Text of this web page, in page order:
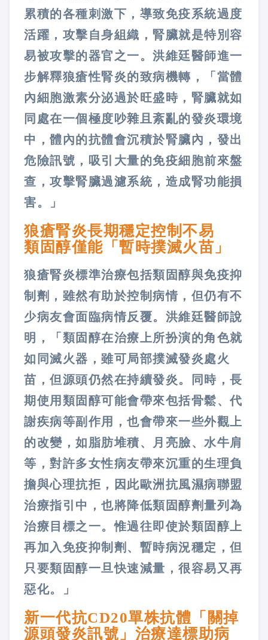
累積的各種刺激下，導致免疫系統過度
活躍，攻擊自身組織，腎臟就是特別容
易被攻擊的器官之一。洪維廷醫師進一
步解釋狼瘡性腎炎的致病機轉，「當體
內細胞激素分泌過於旺盛時，腎臟就如
同處在一個極度吵雜且紊亂的發炎環境
中，體內的抗體會沉積於腎臟內，發出
危險訊號，吸引大量的免疫細胞前來盤
查，攻擊腎臟過濾系統，造成腎功能損
害。」
狼瘡腎炎長期穩定控制不易
類固醇僅能「暫時撲滅火苗」
狼瘡腎炎標準治療包括類固醇與免疫抑
制劑，雖然有助於控制病情，但仍有不
少病友會面臨病情反覆。洪維廷醫師說
明，「類固醇在治療上所扮演的角色就
如同滅火器，雖可局部撲滅發炎處火
苗，但源頭仍然在持續發炎。同時，長
期使用類固醇可能會帶來包括骨鬆、代
謝疾病等副作用，也會帶來一些外觀上
的改變，如脂肪堆積、月亮臉、水牛肩
等，對許多女性病友帶來沉重的生理負
擔與心理抗拒，因此歐洲抗風濕病聯盟
治療指引中，也將降低類固醇劑量列為
治療目標之一。惟過往即使於類固醇上
再加入免疫抑制劑、暫時病況穩定，但
只要類固醇一旦快速減量，很容易又再
惡化。」
新一代抗CD20單株抗體「關掉
源頭發炎訊號」治療達標助病